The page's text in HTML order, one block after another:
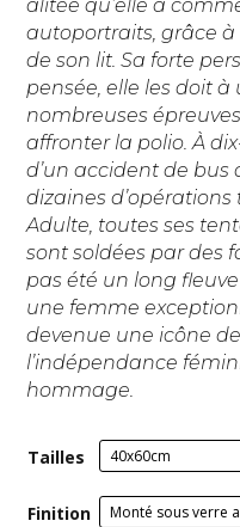
alitée qu’elle a
autoportraits, grâce
de son lit. Sa forte
pensée, elle les doit
nombreuses
affronter la polio. À
d’un accident de bus
dizaines
Adulte, toutes ses
sont soldées par des
pas été un long
une femme
devenue une icône
l’indépendance
hommage.
Tailles
Finition